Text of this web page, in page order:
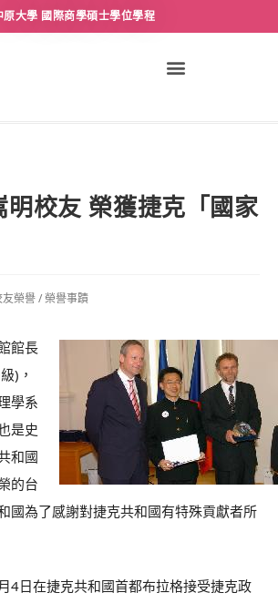
原大學 國際商學碩士學位學程
明校友 榮獲捷克「國家
友榮譽/榮譽事蹟
館長
)，
學系
是史
和國
的台
國為了感謝對捷克共和國有特殊貢獻者所
4日在捷克共和國首都布拉格接受捷克政